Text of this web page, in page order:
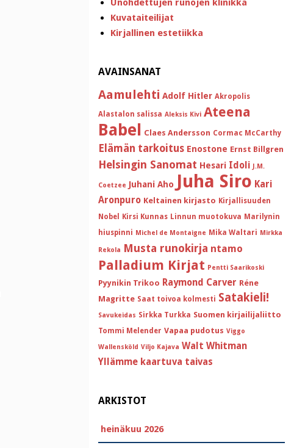
Unohdettujen runojen klinikka
Kuvataiteilijat
Kirjallinen estetiikka
AVAINSANAT
Aamulehti Adolf Hitler Akropolis
Alastalon salissa Aleksis Kivi Ateena
Babel Claes Andersson Cormac McCarthy
Elämän tarkoitus Enostone Ernst Billgren
Helsingin Sanomat Hesari Idoli J.M.
Coetzee Juhani Aho Juha Siro Kari
Aronpuro Keltainen kirjasto Kirjallisuuden
Nobel
Kirsi Kunnas Linnun muotokuva Marilynin
hiuspinni Michel de Montaigne Mika Waltari Mirkka
Rekola Musta runokirja ntamo
Palladium Kirjat Pentti Saarikoski
Pyynikin Trikoo Raymond Carver Réne
Magritte Saat toivoa kolmesti Satakieli!
Savukeidas Sirkka Turkka Suomen kirjailijaliitto
Tommi Melender Vapaa pudotus Viggo
Wallensköld Viljo Kajava Walt Whitman
Yllämme kaartuva taivas
ARKISTOT
heinäkuu 2026